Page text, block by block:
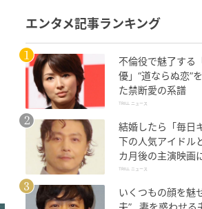
エンタメ記事ランキング
不倫役で魅了する
優」“道ならぬ恋”
た禁断愛の系譜
TRILL ニュース
結婚したら「毎日
下の人気アイドル
カ月後の主演映画
き方
TRILL ニュース
いくつもの顔を魅
夫”…妻を惑わせる